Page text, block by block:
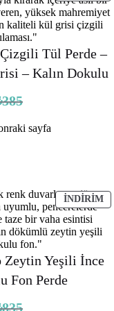
Tül Perde –
– Kalın Dokulu
385
sayfa
İNDIRIM
Zeytin Yeşili İnce
Fon Perde
835